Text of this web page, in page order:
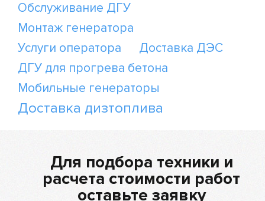
Обслуживание ДГУ
Монтаж генератора
Услуги оператора
Доставка ДЭС
ДГУ для прогрева бетона
Мобильные генераторы
Доставка дизтоплива
Для подбора техники и
расчета стоимости работ
оставьте заявку